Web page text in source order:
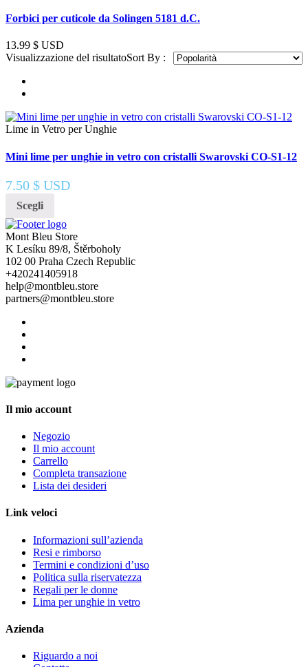
Forbici per cuticole da Solingen 5181 d.C.
13.99 $ USD
Visualizzazione del risultatoSort By :
Lime in Vetro per Unghie
Mini lime per unghie in vetro con cristalli Swarovski CO-S1-12
7.50 $ USD
Scegli
Mont Bleu Store
K Lesíku 89/8, Štěrboholy
102 00 Praha Czech Republic
+420241405918
help@montbleu.store
partners@montbleu.store
Il mio account
Negozio
Il mio account
Carrello
Completa transazione
Lista dei desideri
Link veloci
Informazioni sull’azienda
Resi e rimborso
Termini e condizioni d’uso
Politica sulla riservatezza
Regali per le donne
Lima per unghie in vetro
Azienda
Riguardo a noi